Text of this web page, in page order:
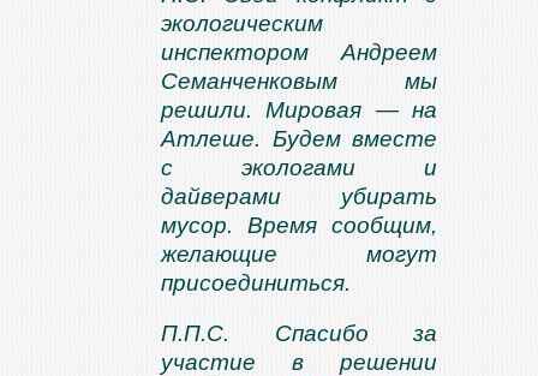
экологическим
инспектором Андреем
Семанченковым мы
решили. Мировая — на
Атлеше. Будем вместе
с экологами и
дайверами убирать
мусор. Время сообщим,
желающие могут
присоединиться.
П.П.С. Спасибо за
участие в решении